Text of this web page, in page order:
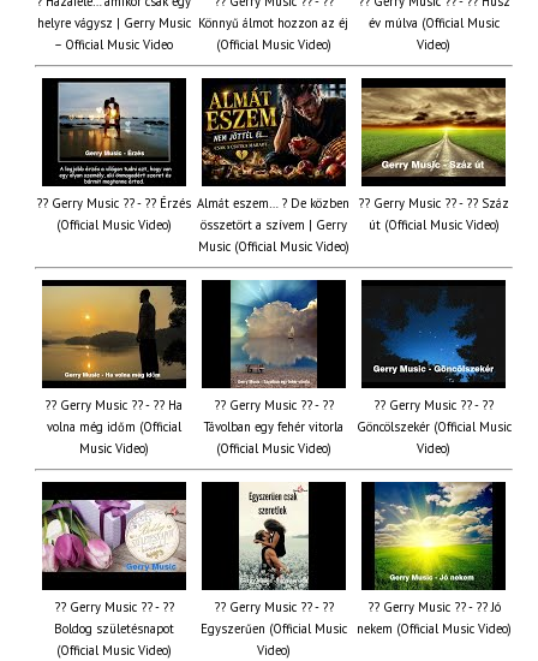
helyre vágysz | Gerry Music
– Official Music Video
Könnyű álmot hozzon az éj
(Official Music Video)
év múlva (Official Music
Video)
?? Gerry Music ?? - ?? Érzés
(Official Music Video)
Almát eszem… ? De közben
összetört a szívem | Gerry
Music (Official Music Video)
?? Gerry Music ?? - ?? Száz
út (Official Music Video)
?? Gerry Music ?? - ?? Ha
volna még időm (Official
Music Video)
?? Gerry Music ?? - ??
Távolban egy fehér vitorla
(Official Music Video)
?? Gerry Music ?? - ??
Göncölszekér (Official Music
Video)
?? Gerry Music ?? - ??
Boldog születésnapot
(Official Music Video)
?? Gerry Music ?? - ??
Egyszerűen (Official Music
Video)
?? Gerry Music ?? - ?? Jó
nekem (Official Music Video)